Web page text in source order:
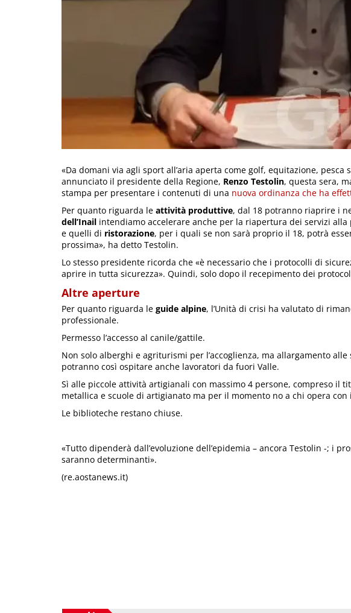
«Da domani via agli sport all’aria aperta come golf, equitazione, pesca
annunciato il presidente della Regione, Renzo Testolin, questa sera,
stampa per presentare i contenuti di una nuova ordinanza che ha
Per quanto riguarda le attività produttive, dal 18 potranno riaprire i
dell’Inail intendiamo accelerare anche per la riapertura dei servizi alla
e quelli di ristorazione, per i quali se non sarà proprio il 18, potrà
prossima», ha detto Testolin.
Lo stesso presidente ricorda che «è necessario che i protocolli di
aprire in tutta sicurezza». Quindi, solo dopo il recepimento dei
Altre aperture
Per quanto riguarda le guide alpine, l’Unità di crisi ha valutato di
professionale.
Permesso l’accesso al canile/gattile.
Non solo alberghi e agriturismi per l’accoglienza, ma allargamento
potranno così ospitare anche lavoratori da fuori Valle.
Sì alle piccole attività artigianali con massimo 4 persone, compreso il
metallica e scuole di artigianato ma per il momento no a chi opera con
Le biblioteche restano chiuse.
«Tutto dipenderà dall’evoluzione dell’epidemia – ancora Testolin -; i
saranno determinanti».
(re.aostanews.it)